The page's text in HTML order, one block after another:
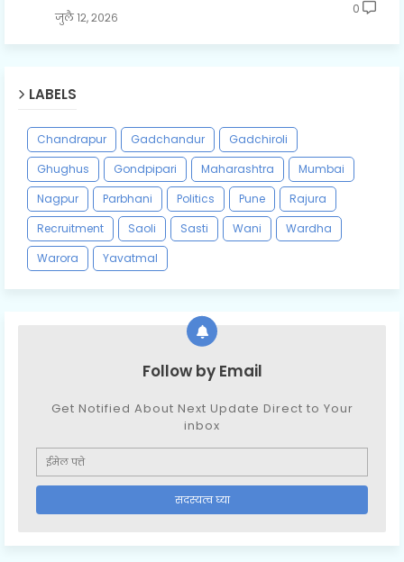
जुलै १२, २०२६
0
LABELS
Chandrapur Gadchandur
Gadchiroli
Ghughus
Gondpipari Maharashtra
Mumbai
Nagpur
Parbhani Politics Pune
Rajura
Recruitment
Saoli Sasti Wani
Wardha
Warora
Yavatmal
Follow by Email
Get Notified About Next Update Direct to Your
inbox